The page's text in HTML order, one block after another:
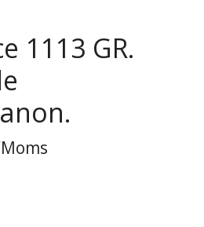
1113 GR.